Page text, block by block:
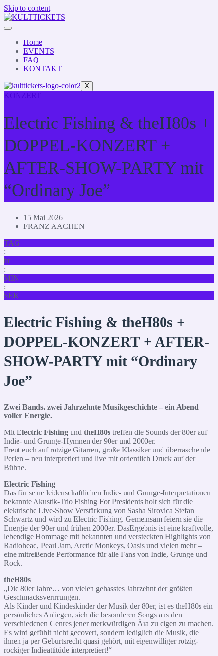
Skip to content
Home
EVENTS
FAQ
KONTAKT
X
KONZERT
Electric Fishing & theH80s +
DOPPEL-KONZERT +
AFTER-SHOW-PARTY mit
“Ordinary Joe”
15 Mai 2026
FRANZ AACHEN
TAG
:
hr
:
MIN
:
SEK
Electric Fishing & theH80s +
DOPPEL-KONZERT + AFTER-
SHOW-PARTY mit “Ordinary
Joe”
Zwei Bands, zwei Jahrzehnte Musikgeschichte – ein Abend
voller Energie.
Mit Electric Fishing und theH80s treffen die Sounds der 80er auf
Indie- und Grunge-Hymnen der 90er und 2000er.
Freut euch auf rotzige Gitarren, große Klassiker und überraschende
Perlen – neu interpretiert und live mit ordentlich Druck auf der
Bühne.
Electric Fishing
Das für seine leidenschaftlichen Indie‑ und Grunge‑Interpretationen
bekannte Akustik‑Trio Fishing For Presidents holt sich für die
elektrische Live‑Show Verstärkung von Sasha Sirovica Stefan
Schwartz und wird zu Electric Fishing. Gemeinsam feiern sie die
Energie der 90er und frühen 2000er. DasErgebnis ist eine kraftvolle,
lebendige Hommage mit bekannten und versteckten Highlights von
Radiohead, Pearl Jam, Arctic Monkeys, Oasis und vielen mehr –
eine mitreißende Performance für alle Fans von Indie, Grunge und
Rock.
theH80s
„Die 80er Jahre… von vielen gehasstes Jahrzehnt der größten
Geschmacksverirrungen.
Als Kinder und Kindeskinder der Musik der 80er, ist es theH80s ein
persönliches Anliegen, sich die besonderen Songs aus den
verschiedenen Genres jener merkwürdigen Ära zu eigen zu machen.
Es wird gefühlt nicht gecovert, sondern lediglich die Musik, die
ihnen ja per Geburtsrecht quasi gehört, mit eigenwilliger rotzig-
rockiger Indieattitüde interpretiert!“